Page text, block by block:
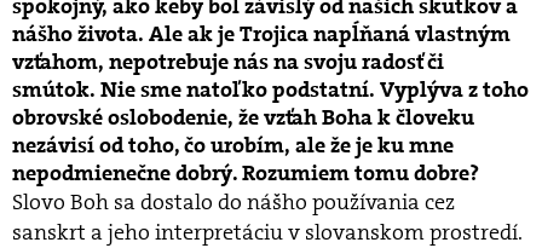
spokojný, ako keby bol závislý od našich skutkov a
nášho života. Ale ak je Trojica napĺňaná vlastným
vzťahom, nepotrebuje nás na svoju radosť či
smútok. Nie sme natoľko podstatní. Vyplýva z toho
obrovské oslobodenie, že vzťah Boha k človeku
nezávisí od toho, čo urobím, ale že je ku mne
nepodmienečne dobrý. Rozumiem tomu dobre?
Slovo Boh sa dostalo do nášho používania cez
sanskrt a jeho interpretáciu v slovanskom prostredí.